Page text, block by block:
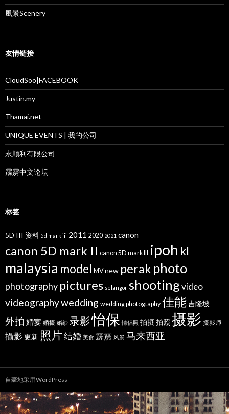
風景Scenery
友情链接
CloudSoo|FACEBOOK
Justin.my
Thamai.net
UNIQUE EVENTS | 我的公司
永顺利有限公司
霹雳中文论坛
标签
5D III 资料 5d mark iii 2011 2020 2021 canon
canon 5D mark II canon 5D mark III ipoh kl
malaysia model MV new perak photo
photography pictures selangor shootingvideo
videographywedding wedding photogtaphy 佳能吉隆坡
外拍 婚宴 婚摄 婚纱 录影怡保 情侣照 拍摄拍照 摄影 摄影师
攝影 更新 照片结婚 美食 霹雳 风景 马来西亚
自豪地采用WordPress